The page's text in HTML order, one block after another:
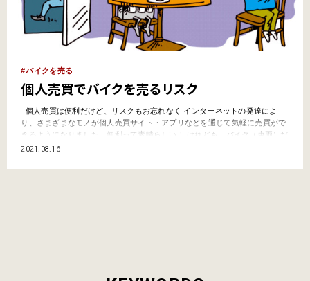
バイクを売る
個人売買でバイクを売るリスク
個人売買は便利だけど、リスクもお忘れなく インターネットの発達によ
り、さまざまなモノが個人売買サイト・アプリなどを通じて気軽に売買がで
きるようになりました。便利って素晴らしい！ けれども、バイク（車両）だ
けは個人売買を行なうのは危険です！ 今回は、そんな危険な事例をご紹介し
を見たBさん…
2021.08.16